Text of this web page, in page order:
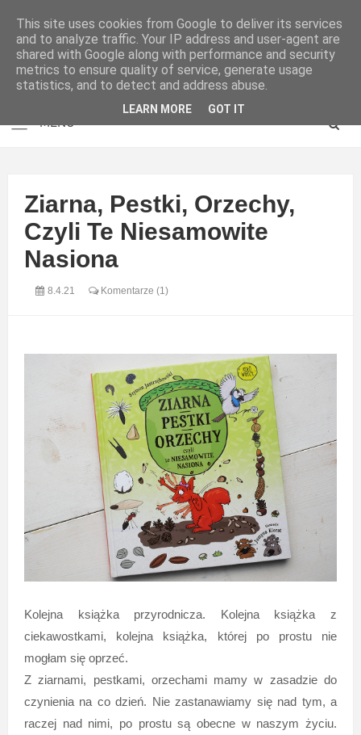
Ziarna, Pestki, Orzechy,
Czyli Te Niesamowite
Nasiona
8.4.21 Komentarze (1)
Kolejna książka przyrodnicza. Kolejna książka z
ciekawostkami, kolejna książka, której po prostu nie
mogłam się oprzeć.
Z ziarnami, pestkami, orzechami mamy w zasadzie do
czynienia na co dzień. Nie zastanawiamy się nad tym, a
raczej nad nimi, po prostu są obecne w naszym życiu.
This site uses cookies from Google to deliver its services
and to analyze traffic. Your IP address and user-agent are
shared with Google along with performance and security
metrics to ensure quality of service, generate usage
statistics, and to detect and address abuse.
LEARN MORE GOT IT